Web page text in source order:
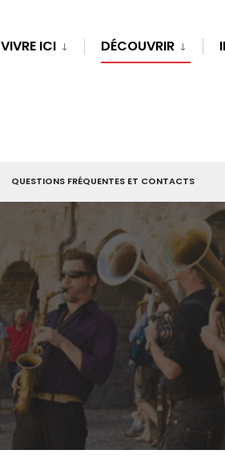
VIVRE ICI DÉCOUVRIR
QUESTIONS FRÉQUENTES ET CONTACTS